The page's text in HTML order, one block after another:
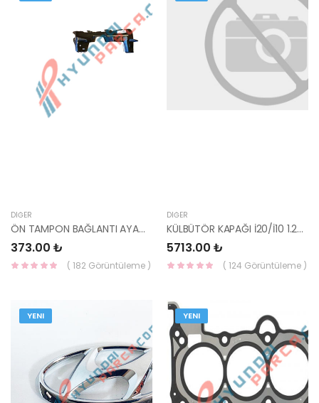
DIĞER
ÖN TAMPON BAĞLANTI AYAĞI SAĞ 16- SPORTAGE 86552-F1000-YS
373.00 ₺
( 182 Görüntüleme )
DIĞER
KÜLBÜTÖR KAPAĞI İ20/İ10 1.2/İ20 2015- 1.2 22410-03000-HMC
5713.00 ₺
( 124 Görüntüleme )
YENI YENI